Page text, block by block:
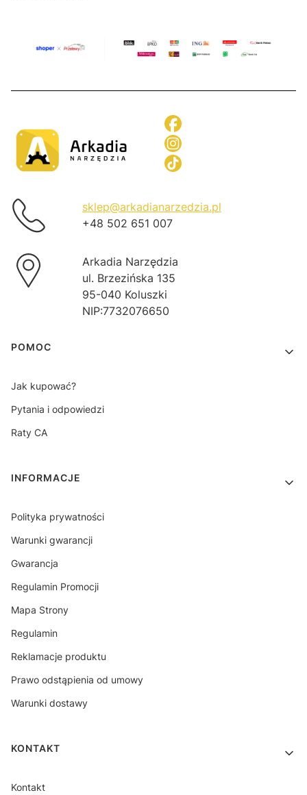
sklep@arkadianarzedzia.pl
+48 502 651 007
Arkadia Narzędzia
ul. Brzezińska 135
95-040 Koluszki
NIP:7732076650
Linki w stopce
POMOC
Jak kupować?
Pytania i odpowiedzi
Raty CA
INFORMACJE
Polityka prywatności
Warunki gwarancji
Gwarancja
Regulamin Promocji
Mapa Strony
Regulamin
Reklamacje produktu
Prawo odstąpienia od umowy
Warunki dostawy
KONTAKT
Kontakt